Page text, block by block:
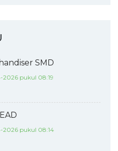
SMD
pukul 08:19
pukul 08:14